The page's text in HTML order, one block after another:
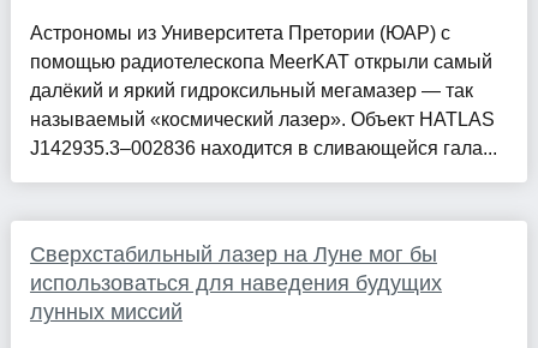
Астрономы из Университета Претории (ЮАР) с
помощью радиотелескопа MeerKAT открыли самый
далёкий и яркий гидроксильный мегамазер — так
называемый «космический лазер». Объект HATLAS
J142935.3–002836 находится в сливающейся гала...
Сверхстабильный лазер на Луне мог бы
использоваться для наведения будущих
лунных миссий